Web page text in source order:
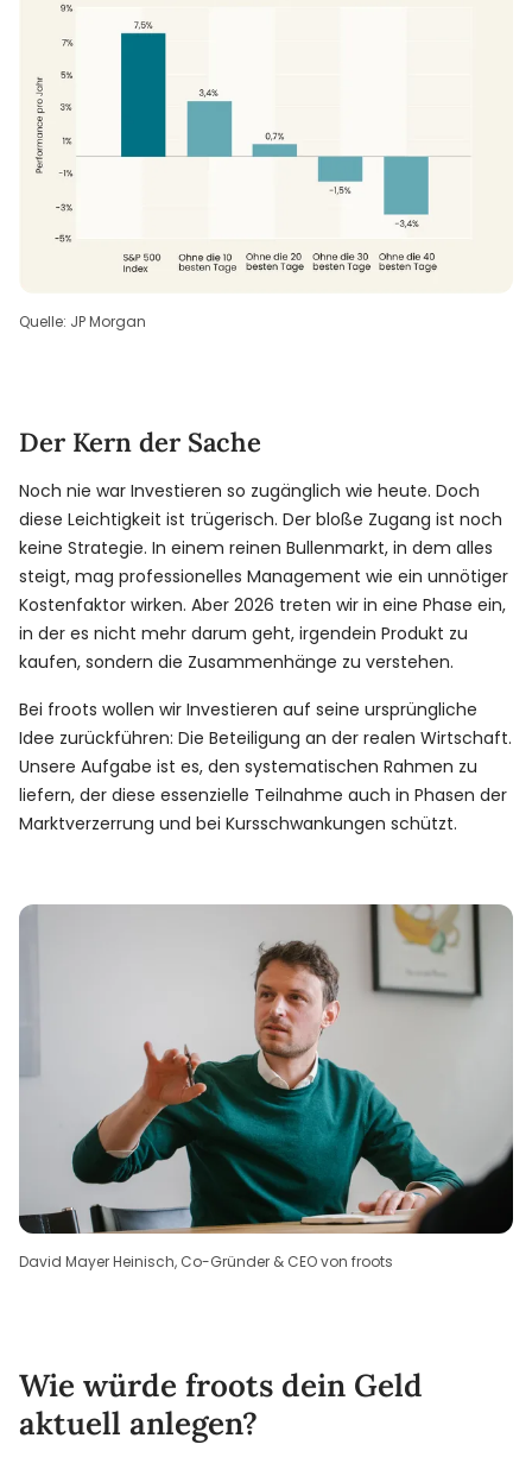
Quelle: JP Morgan
David Mayer Heinisch, Co-Gründer & CEO von froots
Der Kern der Sache
Noch nie war Investieren so zugänglich wie heute. Doch
diese Leichtigkeit ist trügerisch. Der bloße Zugang ist noch
keine Strategie. In einem reinen Bullenmarkt, in dem alles
steigt, mag professionelles Management wie ein unnötiger
Kostenfaktor wirken. Aber 2026 treten wir in eine Phase ein,
in der es nicht mehr darum geht, irgendein Produkt zu
kaufen, sondern die Zusammenhänge zu verstehen.
Bei froots wollen wir Investieren auf seine ursprüngliche
Idee zurückführen: Die Beteiligung an der realen Wirtschaft.
Unsere Aufgabe ist es, den systematischen Rahmen zu
liefern, der diese essenzielle Teilnahme auch in Phasen der
Marktverzerrung und bei Kursschwankungen schützt.
Wie würde froots dein Geld
aktuell anlegen?